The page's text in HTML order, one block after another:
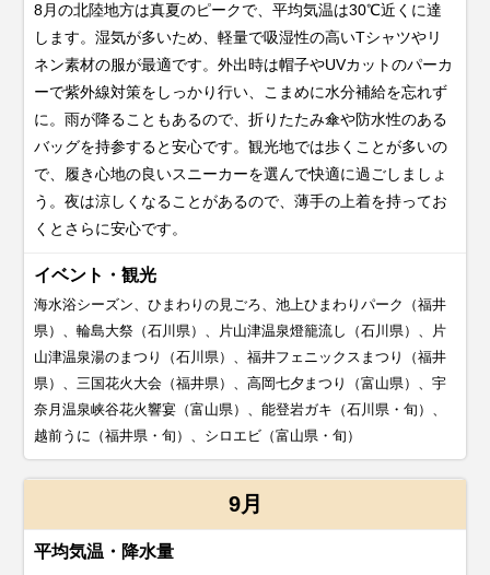
8月の北陸地方は真夏のピークで、平均気温は30℃近くに達
します。湿気が多いため、軽量で吸湿性の高いTシャツやリ
ネン素材の服が最適です。外出時は帽子やUVカットのパーカ
ーで紫外線対策をしっかり行い、こまめに水分補給を忘れず
に。雨が降ることもあるので、折りたたみ傘や防水性のある
バッグを持参すると安心です。観光地では歩くことが多いの
で、履き心地の良いスニーカーを選んで快適に過ごしましょ
う。夜は涼しくなることがあるので、薄手の上着を持ってお
くとさらに安心です。
イベント・観光
海水浴シーズン、ひまわりの見ごろ、池上ひまわりパーク（福井
県）、輪島大祭（石川県）、片山津温泉燈籠流し（石川県）、片
山津温泉湯のまつり（石川県）、福井フェニックスまつり（福井
県）、三国花火大会（福井県）、高岡七夕まつり（富山県）、宇
奈月温泉峡谷花火響宴（富山県）、能登岩ガキ（石川県・旬）、
越前うに（福井県・旬）、シロエビ（富山県・旬）
9月
平均気温・降水量